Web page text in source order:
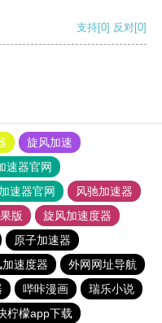
支持[0] 反对[0]
旋风加速
速器官网
速器官网
风驰加速器
版
旋风加速度器
原子加速器
速度器
外网网址导航
哔咔漫画
瑞乐小说
柠檬app下载